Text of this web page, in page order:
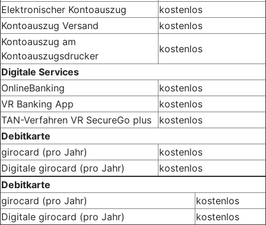
Elektronischer Kontoauszug
kostenlos
Kontoauszug Versand
kostenlos
Kontoauszug am
Kontoauszugsdrucker
kostenlos
Digitale Services
OnlineBanking
kostenlos
VR Banking App
kostenlos
TAN-Verfahren VR SecureGo plus
kostenlos
Debitkarte
girocard (pro Jahr)
kostenlos
Digitale girocard (pro Jahr)
kostenlos
Debitkarte
girocard (pro Jahr)
kostenlos
Digitale girocard (pro Jahr)
kostenlos